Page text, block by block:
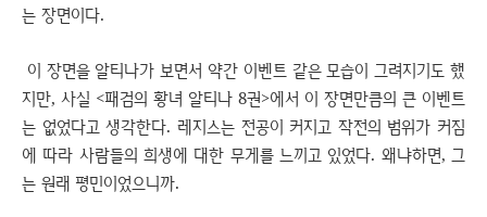
는 장면이다.
이 장면을 알티나가 보면서 약간 이벤트 같은 모습이 그려지기도 했
지만, 사실 <패검의 황녀 알티나 8권>에서 이 장면만큼의 큰 이벤트
는 없었다고 생각한다. 레지스는 전공이 커지고 작전의 범위가 커짐
에 따라 사람들의 희생에 대한 무게를 느끼고 있었다. 왜냐하면, 그
는 원래 평민이었으니까.